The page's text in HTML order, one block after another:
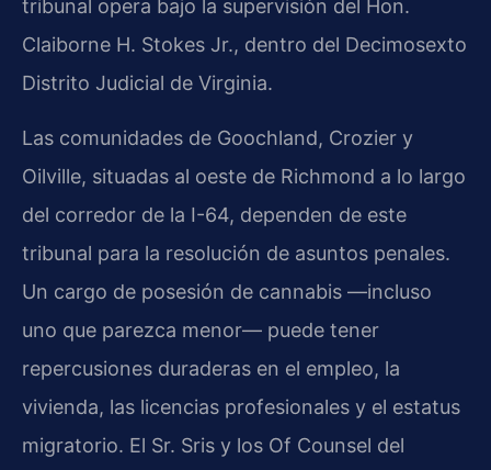
tribunal opera bajo la supervisión del Hon.
Claiborne H. Stokes Jr., dentro del Decimosexto
Distrito Judicial de Virginia.
Las comunidades de Goochland, Crozier y
Oilville, situadas al oeste de Richmond a lo largo
del corredor de la I-64, dependen de este
tribunal para la resolución de asuntos penales.
Un cargo de posesión de cannabis —incluso
uno que parezca menor— puede tener
repercusiones duraderas en el empleo, la
vivienda, las licencias profesionales y el estatus
migratorio. El Sr. Sris y los Of Counsel del